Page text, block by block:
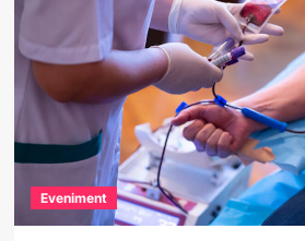
Eveniment